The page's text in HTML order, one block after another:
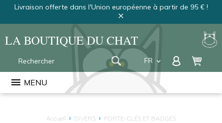
Livraison offerte dans l'Union européenne à partir de 95 € !
close
LA BOUTIQUE DU CHAT
FR keyboard_arrow_down
EN
NL
menu MENU
Accueil DIVERS
PORTE-CLÉS ET BADGES